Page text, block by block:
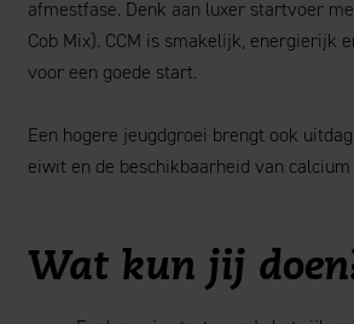
afmestfase. Denk aan luxer startvoer
Cob Mix). CCM is smakelijk, energierijk
voor een goede start.
Een hogere jeugdgroei brengt ook
eiwit en de beschikbaarheid van
Wat kun jij